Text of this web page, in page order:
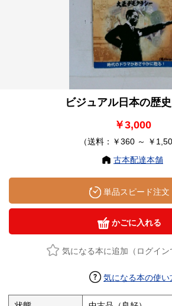
ビジュアル日本の歴
￥3,000
（送料：￥360 ～ ￥
古本配達本舗
単品スピード注文
かごに入れる
気になる本に追加（ログイン
気になる本の使い